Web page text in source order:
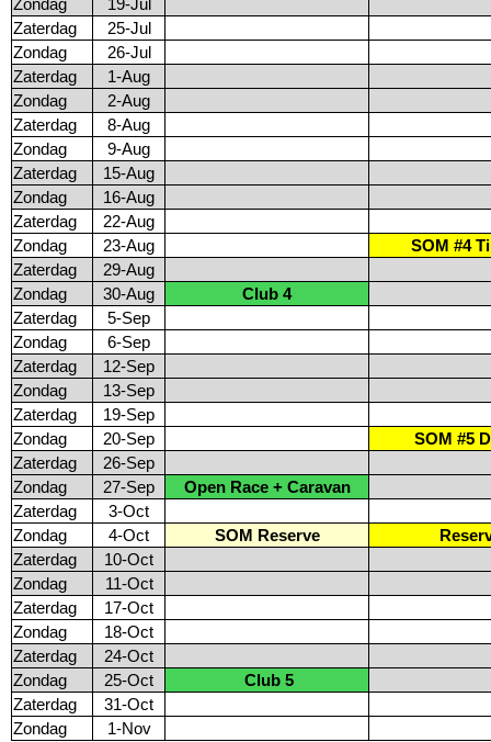
Zondag
19-Jul
Zaterdag
25-Jul
Zondag
26-Jul
Zaterdag
1-Aug
Zondag
2-Aug
Zaterdag
8-Aug
Zondag
9-Aug
Zaterdag
15-Aug
Zondag
16-Aug
Zaterdag
22-Aug
Zondag
23-Aug
SOM #4
Zaterdag
29-Aug
Zondag
30-Aug
Club 4
Zaterdag
5-Sep
Zondag
6-Sep
Zaterdag
12-Sep
Zondag
13-Sep
Zaterdag
19-Sep
Zondag
20-Sep
SOM #5
Zaterdag
26-Sep
Zondag
27-Sep
Open Race + Caravan
Zaterdag
3-Oct
Zondag
4-Oct SOM Reserve
Zaterdag
10-Oct
Zondag
11-Oct
Zaterdag
17-Oct
Zondag
18-Oct
Zaterdag
24-Oct
Zondag
25-Oct
Club 5
Zaterdag
31-Oct
Zondag
1-Nov